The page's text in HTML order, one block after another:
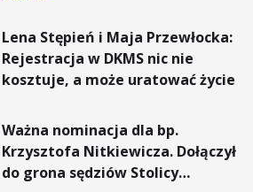
Lena Stępień i Maja Przewłocka:
Rejestracja w DKMS nic nie
kosztuje, a może uratować życie
Ważna nominacja dla bp.
Krzysztofa Nitkiewicza. Dołączył
do grona sędziów Stolicy